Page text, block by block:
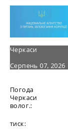
Черкаси
Серпень 07, 2026
Погода
Черкаси
волог.:
тиск: